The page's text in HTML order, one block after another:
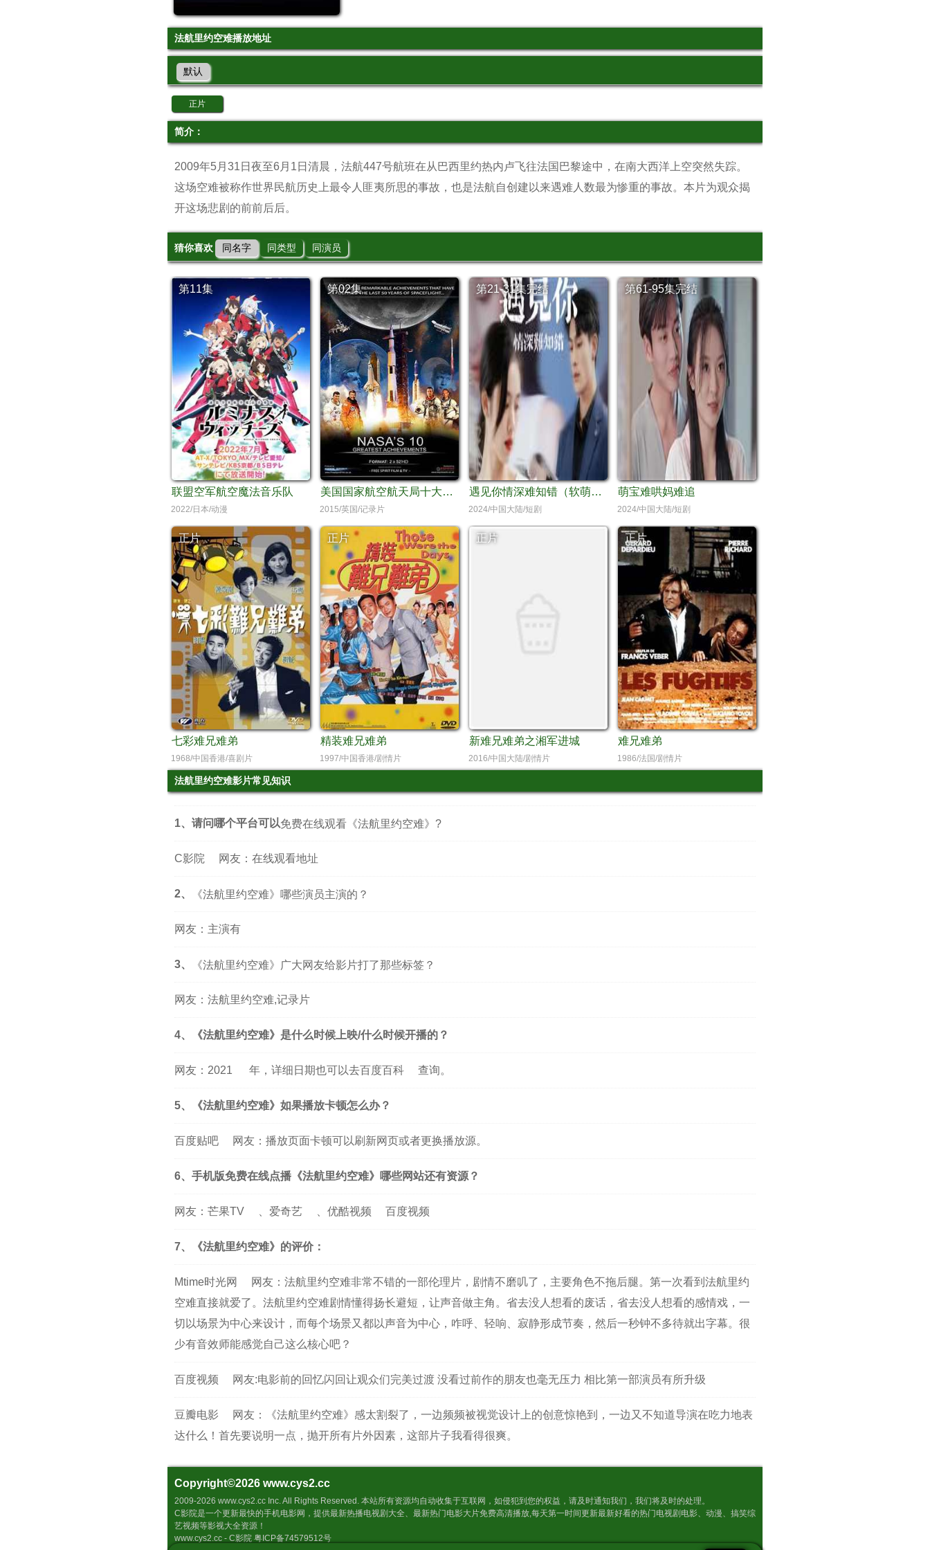
法航里约空难播放地址
默认
正片
简介：
2009年5月31日夜至6月1日清晨，法航447号航班在从巴西里约热内卢飞往法国巴黎途中，在南大西洋上空突然失踪。
这场空难被称作世界民航历史上最令人匪夷所思的事故，也是法航自创建以来遇难人数最为惨重的事故。本片为观众揭
开这场悲剧的前前后后。
猜你喜欢 同名字 同类型 同演员
第11集
联盟空军航空魔法音乐队
2022/日本/动漫
第02集
美国国家航空航天局十大成就
2015/英国/记录片
第21-31集完结
遇见你情深难知错（软萌娇妻总裁大叔太难追）
2024/中国大陆/短剧
第61-95集完结
萌宝难哄妈难追
2024/中国大陆/短剧
正片
七彩难兄难弟
1968/中国香港/喜剧片
正片
精装难兄难弟
1997/中国香港/剧情片
正片
新难兄难弟之湘军进城
2016/中国大陆/剧情片
正片
难兄难弟
1986/法国/剧情片
法航里约空难影片常见知识
1、请问哪个平台可以免费在线观看《法航里约空难》?
C影院 网友：在线观看地址
2、 《法航里约空难》哪些演员主演的？
网友：主演有
3、 《法航里约空难》广大网友给影片打了那些标签？
网友：法航里约空难,记录片
4、《法航里约空难》是什么时候上映/什么时候开播的？
网友： 2021 年，详细日期也可以去百度百科 查询。
5、《法航里约空难》如果播放卡顿怎么办？
百度贴吧 网友：播放页面卡顿可以刷新网页或者更换播放源。
6、手机版免费在线点播《法航里约空难》哪些网站还有资源？
网友： 芒果TV 爱奇艺 优酷视频 百度视频
7、《法航里约空难》的评价：
Mtime时光网
网友：法航里约空难非常不错的一部伦理片，剧情不磨叽了，主要角色不拖后腿。第一次看到法航里约
空难直接就爱了。法航里约空难剧情懂得扬长避短，让声音做主角。省去没人想看的废话，省去没人想看的感情戏，一
切以场景为中心来设计，而每个场景又都以声音为中心，咋呼、轻响、寂静形成节奏，然后一秒钟不多待就出字幕。很
少有音效师能感觉自己这么核心吧？
百度视频 网友:电影前的回忆闪回让观众们完美过渡 没看过前作的朋友也毫无压力 相比第一部演员有所升级
豆瓣电影
网友：《法航里约空难》感太割裂了，一边频频被视觉设计上的创意惊艳到，一边又不知道导演在吃力地表
达什么！首先要说明一点，抛开所有片外因素，这部片子我看得很爽。
Copyright©2026 www.cys2.cc
2009-2026 www.cys2.cc Inc. All Rights Reserved. 本站所有资源均自动收集于互联网，如侵犯到您的权益，请及时通知我们，我们将及时的处理。
C影院是一个更新最快的手机电影网，提供最新热播电视剧大全、最新热门电影大片免费高清播放,每天第一时间更新最新好看的热门电视剧电影、动漫、搞笑综
艺视频等影视大全资源！
www.cys2.cc - C影院 粤ICP备74579512号